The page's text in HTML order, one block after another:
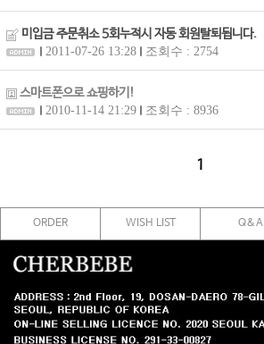
미입금 주문취소 5회누적시 자동 회원탈퇴됩니다.
2011-07-26 13:28 조회수 : 2754
스마트폰으로 쇼핑하기!
2010-11-14 21:29 조회수 : 8936
1
ORDER WISH LIST Q&A